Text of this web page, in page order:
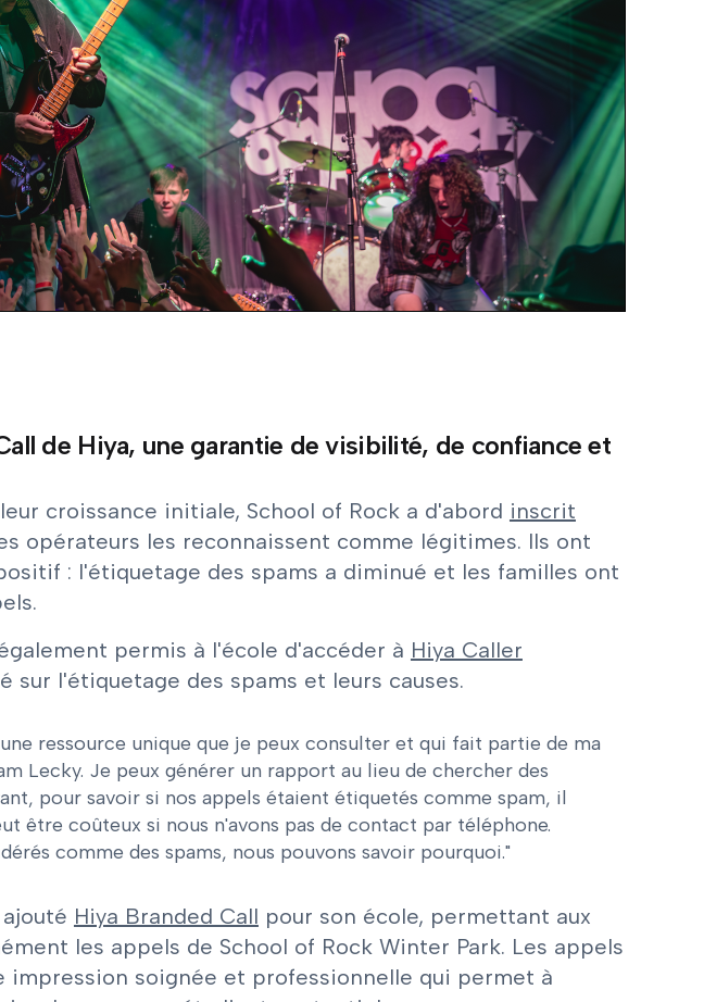
de Hiya, une garantie de visibilité, de confiance et
croissance initiale, School of Rock a d'abord inscrit
opérateurs les reconnaissent comme légitimes. Ils ont
: l'étiquetage des spams a diminué et les familles ont
permis à l'école d'accéder à Hiya Caller
sur l'étiquetage des spams et leurs causes.
ressource unique que je peux consulter et qui fait partie de ma
Lecky. Je peux générer un rapport au lieu de chercher des
pour savoir si nos appels étaient étiquetés comme spam, il
être coûteux si nous n'avons pas de contact par téléphone.
comme des spams, nous pouvons savoir pourquoi."
Hiya Branded Call pour son école, permettant aux
les appels de School of Rock Winter Park. Les appels
soignée et professionnelle qui permet à